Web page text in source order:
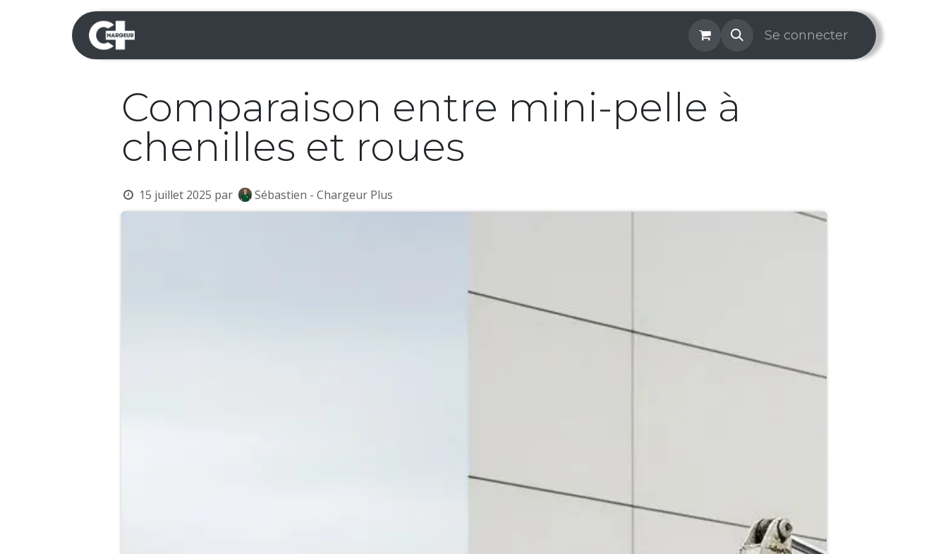
Se rendre au contenu
Infos & Services Galerie Aide Prise de rendez-
Se connecter
Comparaison entre mini-pelle à
chenilles et roues
15 juillet 2025 par Sébastien - Chargeur Plus